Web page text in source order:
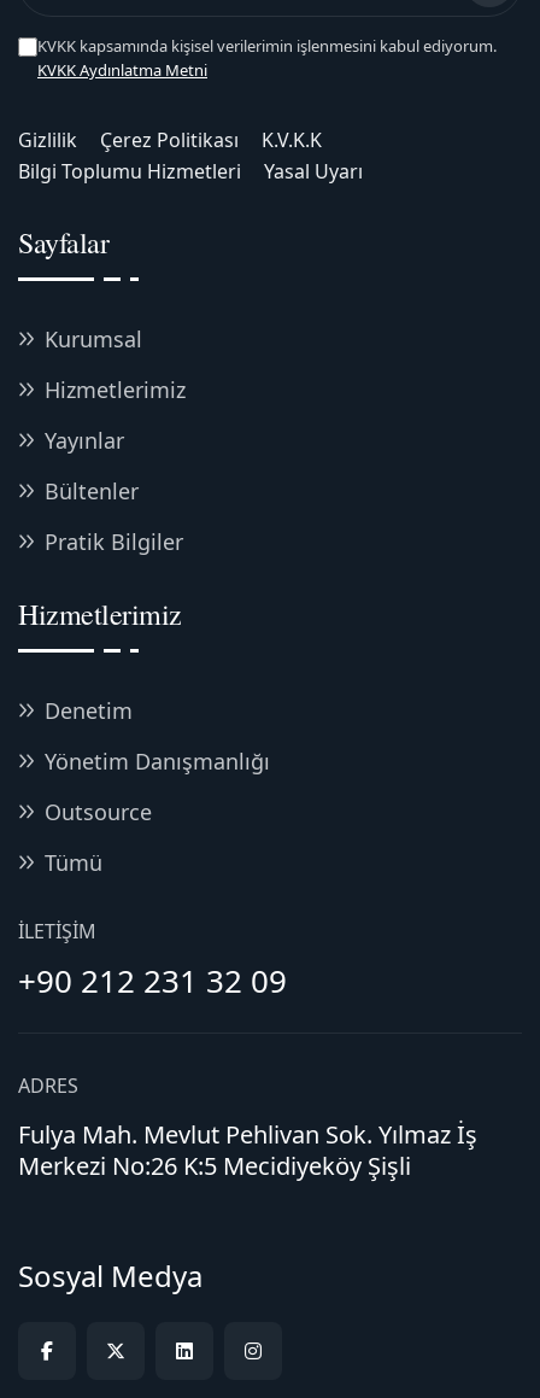
KVKK kapsamında kişisel verilerimin işlenmesini kabul ediyorum.
KVKK Aydınlatma Metni
Gizlilik Çerez Politikası
K.V.K.K
Bilgi Toplumu Hizmetleri
Yasal Uyarı
Sayfalar
Kurumsal
Hizmetlerimiz
Yayınlar
Bültenler
Pratik Bilgiler
Hizmetlerimiz
Denetim
Yönetim Danışmanlığı
Outsource
Tümü
İLETIŞIM
+90 212 231 32 09
ADRES
Fulya Mah. Mevlut Pehlivan Sok. Yılmaz İş
Merkezi No:26 K:5 Mecidiyeköy Şişli
Sosyal Medya